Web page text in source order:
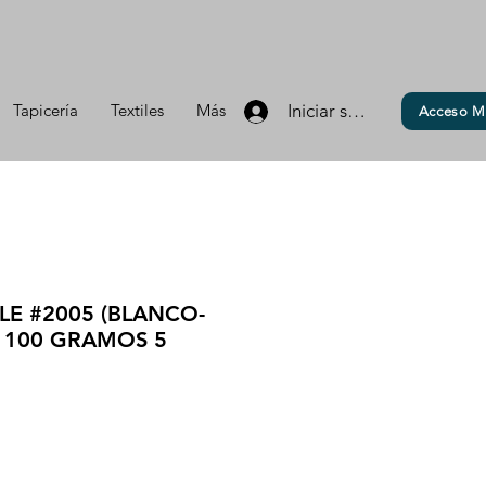
Tapicería Textiles Más Iniciar sesión Acceso
#2005 (BLANCO-
100 GRAMOS 5